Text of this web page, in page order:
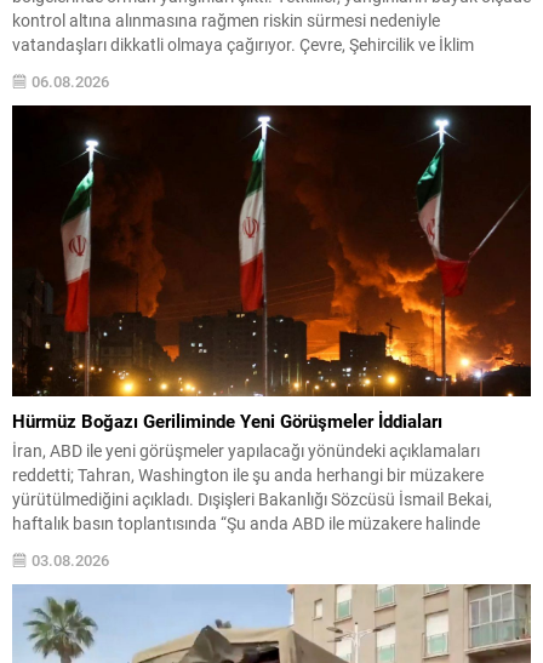
kontrol altına alınmasına rağmen riskin sürmesi nedeniyle
vatandaşları dikkatli olmaya çağırıyor. Çevre, Şehircilik ve İklim
sonuçlarını paylaştı ve etkilenenlerin yanında olunacağını vurguladı.
06.08.2026
Hürmüz Boğazı Geriliminde Yeni Görüşmeler İddiaları
İran, ABD ile yeni görüşmeler yapılacağı yönündeki açıklamaları
reddetti; Tahran, Washington ile şu anda herhangi bir müzakere
yürütülmediğini açıkladı. Dışişleri Bakanlığı Sözcüsü İsmail Bekai,
haftalık basın toplantısında “Şu anda ABD ile müzakere halinde
değiliz” dedi ve devam eden temasların ağırlıklı olarak Hürmüz
Boğazı’nın güvenliğine ilişkin Umman ile sürdürüldüğünü belirtti.
Boğazın...
03.08.2026